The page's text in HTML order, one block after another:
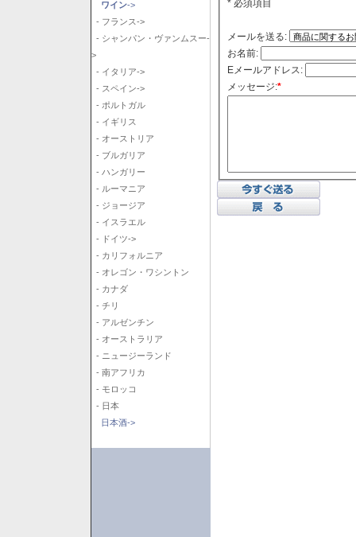
ワイン->
- フランス->
- シャンパン・ヴァンムスー-
>
- イタリア->
- スペイン->
- ポルトガル
- イギリス
- オーストリア
- ブルガリア
- ハンガリー
- ルーマニア
- ジョージア
- イスラエル
- ドイツ->
- カリフォルニア
- オレゴン・ワシントン
- カナダ
- チリ
- アルゼンチン
- オーストラリア
- ニュージーランド
- 南アフリカ
- モロッコ
- 日本
日本酒->
* 必須項目
メールを送る:
お名前:
Eメールアドレス:
メッセージ:*